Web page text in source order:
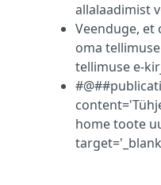
allalaadimist
Veenduge, et
oma
tellimuse e-
home toote